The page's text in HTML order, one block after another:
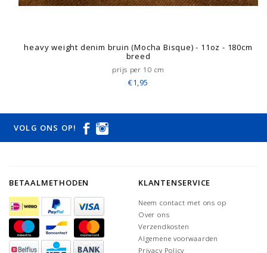
heavy weight denim bruin (Mocha Bisque) - 11oz - 180cm
breed
prijs per 10 cm
€1,95
VOLG ONS OP!
BETAALMETHODEN KLANTENSERVICE
Neem contact met ons op
Over ons
Verzendkosten
Algemene voorwaarden
Privacy Policy